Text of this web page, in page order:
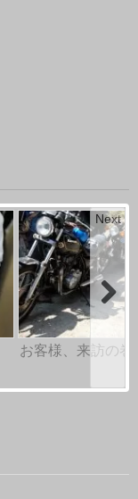
お客様、来訪の巻
Next